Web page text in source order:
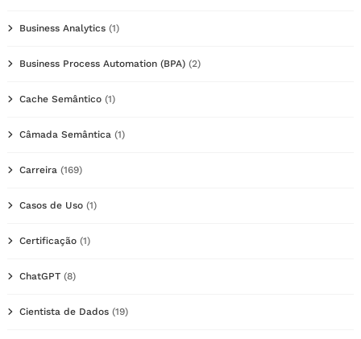
Business Analytics (1)
Business Process Automation (BPA) (2)
Cache Semântico (1)
Câmada Semântica (1)
Carreira (169)
Casos de Uso (1)
Certificação (1)
ChatGPT (8)
Cientista de Dados (19)